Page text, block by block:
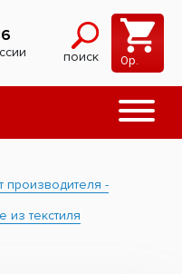
поиск 0р.
производителя -
из текстиля